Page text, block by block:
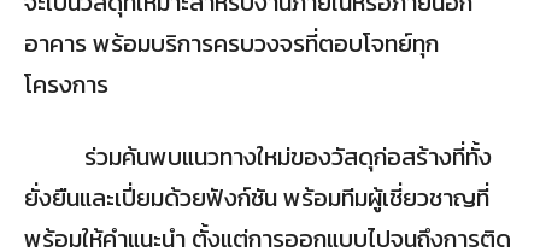
อาคาร พร้อมบริการครบวงจรที่ตอบโจทย์ทุก
โครงการ
ร่วมค้นพบแนวทางใหม่ของวัสดุก่อสร้างที่ทั้ง
ยั่งยืนและเปี่ยมด้วยฟังก์ชัน พร้อมทีมผู้เชี่ยวชาญที่
พร้อมให้คำแนะนำ ตั้งแต่การออกแบบไปจนถึงการติด